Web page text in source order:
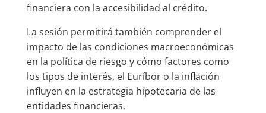
financiera con la accesibilidad al crédito.
La sesión permitirá también comprender el
impacto de las condiciones macroeconómicas
en la política de riesgo y cómo factores como
los tipos de interés, el Euríbor o la inflación
influyen en la estrategia hipotecaria de las
entidades financieras.